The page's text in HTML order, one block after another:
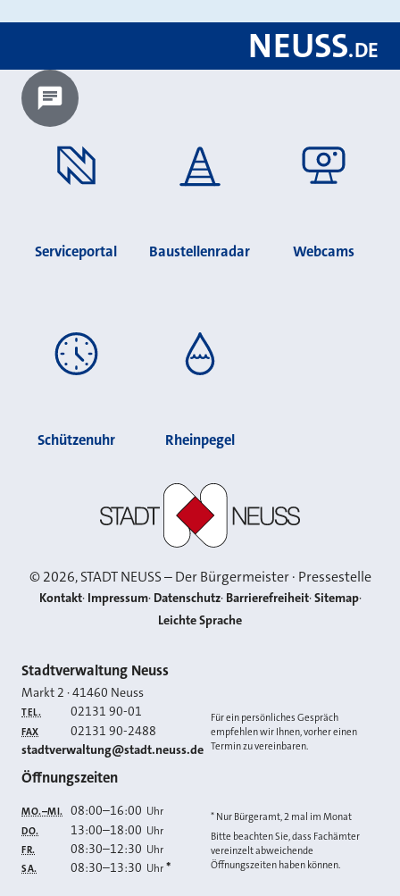
NEUSS.DE
Chatbot laden?
Serviceportal Baustellenradar Webcams
Schützenuhr Rheinpegel
©2026, STADT NEUSS – Der Bürgermeister · Pressestelle
Kontakt Impressum Datenschutz Barrierefreiheit Sitemap
Leichte Sprache
Kontakt
Stadtverwaltung Neuss
Markt 2 ·41460 Neuss
TEL. 02131 90-01
FAX 02131 90-2488
E-MAIL
stadtverwaltung@stadt.neuss.de
Für ein persönliches Gespräch
empfehlen wir Ihnen, vorher einen
Termin zu vereinbaren.
Öffnungszeiten
MO.–MI. 08:00–16:00 Uhr
DO. 13:00–18:00 Uhr
FR. 08:30–12:30 Uhr
SA. 08:30–13:30 Uhr *
* Nur Bürgeramt, 2 mal im Monat
Bitte beachten Sie, dass Fachämter
vereinzelt abweichende
Öffnungszeiten haben können.